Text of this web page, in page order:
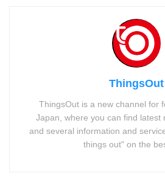
ThingsOut
ThingsOut is a new channel for
Japan, where you can find latest
and several information and
things out" on the